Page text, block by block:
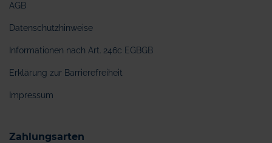
AGB
Datenschutzhinweise
Informationen nach Art. 246c EGBGB
Erklärung zur Barrierefreiheit
Impressum
Zahlungsarten